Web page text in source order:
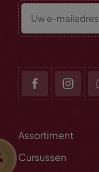
Assortiment
Cursussen